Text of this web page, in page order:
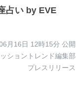
占い by EVE
月16日 12時15分 公開
ショントレンド編集部
プレスリリース